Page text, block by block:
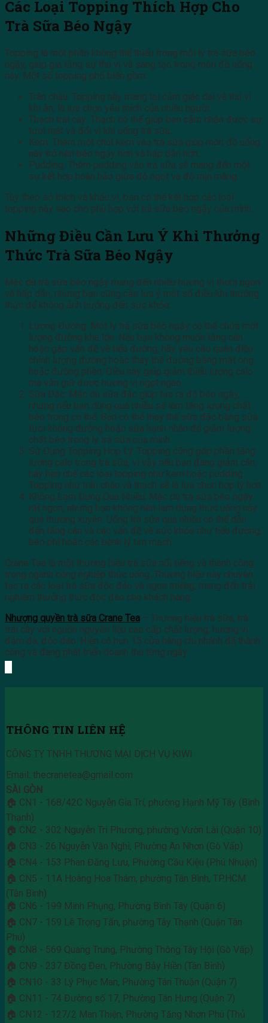
Các Loại Topping Thích Hợp Cho
Trà Sữa Béo Ngậy
Topping là một phần không thể thiếu trong mỗi ly trà sữa béo
ngậy, giúp gia tăng sự thú vị và sáng tạo trong món đồ uống
này. Một số topping phổ biến gồm:
Trân châu: Topping này mang lại cảm giác dai và thú vị
khi ăn, là lựa chọn yêu thích của nhiều người.
Thạch trái cây: Thạch có thể giúp bạn cảm nhận được sự
tươi mát và đổi vị khi uống trà sữa.
Kem: Thêm một chút kem vào trà sữa giúp món đồ uống
này trở nên béo ngậy hơn và hấp dẫn hơn.
Pudding: Thêm pudding vào trà sữa sẽ mang đến một
sự kết hợp hoàn hảo giữa độ ngọt và độ mịn màng.
Tùy theo sở thích và khẩu vị, bạn có thể kết hợp các loại
topping này sao cho phù hợp với trà sữa béo ngậy của mình.
Những Điều Cần Lưu Ý Khi Thưởng
Thức Trà Sữa Béo Ngậy
Mặc dù trà sữa béo ngậy mang đến nhiều hương vị thơm ngon
và hấp dẫn, nhưng bạn cũng cần lưu ý một số điều khi thưởng
thức để không ảnh hưởng đến sức khỏe:
Lượng Đường: Một ly trà sữa béo ngậy có thể chứa một
lượng đường khá lớn. Nếu bạn không muốn tăng cân
hoặc gặp vấn đề về tiểu đường, hãy yêu cầu quán điều
chỉnh lượng đường hoặc thay thế đường bằng mật ong
hoặc đường phèn. Điều này giúp giảm thiểu lượng calo
mà vẫn giữ được hương vị ngọt ngào.
Sữa Đặc: Mặc dù sữa đặc giúp tạo ra độ béo ngậy,
nhưng nếu bạn dùng quá nhiều sẽ làm tăng lượng chất
béo trong cơ thể. Bạn có thể thay thế sữa đặc bằng sữa
tươi không đường hoặc sữa hạnh nhân để giảm lượng
chất béo trong ly trà sữa của mình.
Sử Dụng Topping Hợp Lý: Topping cũng góp phần tăng
lượng calo trong trà sữa, vì vậy nếu bạn đang giảm cân,
hãy hạn chế các loại topping như kem hoặc pudding.
Topping như trân châu và thạch sẽ là lựa chọn hợp lý hơn.
Không Lạm Dụng Quá Nhiều: Mặc dù trà sữa béo ngậy
rất ngon, nhưng bạn không nên lạm dụng thức uống này
quá thường xuyên. Uống trà sữa quá nhiều có thể dẫn
đến tăng cân và các vấn đề về sức khỏe như tiểu đường,
béo phì hoặc các bệnh lý tim mạch.
Crane Tea là một thương hiệu trà sữa nổi tiếng và thành công
trong ngành công nghiệp thức uống. Thương hiệu này chuyên
tạo ra các loại trà sữa độc đáo và ngon miệng, mang đến trải
nghiệm thưởng thức độc đáo cho khách hàng.
Nhượng quyền trà sữa Crane Tea – Thương hiệu trà sữa, trà
trái cây với nguồn nguyên liệu cao cấp chất lượng, hương vị
đậm đà, độc đáo. Hiện có hơn 15 cửa hàng chi nhánh đã thành
công và đang phát triển doanh thu từng ngày.
THÔNG TIN LIÊN HỆ
CÔNG TY TNHH THƯƠNG MẠI DỊCH VỤ KIWI
Email: thecranetea@gmail.com
SÀI GÒN
🏠 CN1 - 168/42C Nguyễn Gia Trí, phường Hạnh Mỹ Tây (Bình
Thạnh)
🏠 CN2 - 302 Nguyễn Tri Phương, phường Vườn Lài (Quận 10)
🏠 CN3 - 26 Nguyễn Văn Nghi, Phường An Nhơn (Gò Vấp)
🏠 CN4 - 153 Phan Đăng Lưu, Phường Cầu Kiệu (Phú Nhuận)
🏠 CN5 - 11A Hoàng Hoa Thám, phường Tân Bình, TP.HCM
(Tân Bình)
🏠 CN6 - 199 Minh Phụng, Phường Bình Tây (Quận 6)
🏠 CN7 - 159 Lê Trọng Tấn, phường Tây Thạnh (Quận Tân
Phú)
🏠 CN8 - 569 Quang Trung, Phường Thông Tây Hội (Gò Vấp)
🏠 CN9 - 237 Đồng Đen, Phường Bảy Hiền (Tân Bình)
🏠 CN10 - 33 Lý Phục Man, Phường Tân Thuận (Quận 7)
🏠 CN11 - 74 Đường số 17, Phường Tân Hưng (Quận 7)
🏠 CN12 - 127/2 Man Thiện, Phường Tăng Nhơn Phú (Thủ